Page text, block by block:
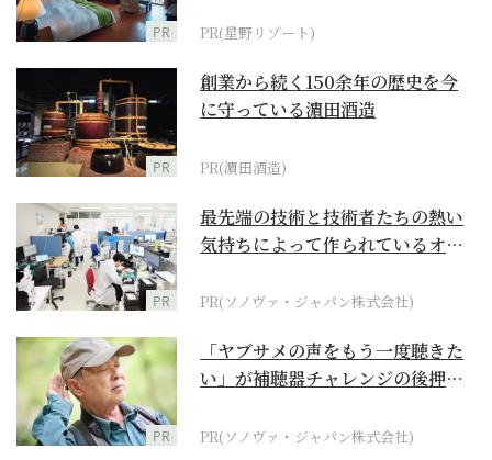
PR PR(星野リゾート)
PR
創業から続く150余年の歴史を今
に守っている濵田酒造
PR(濵田酒造)
PR
最先端の技術と技術者たちの熱い
気持ちによって作られているオー
PR(ソノヴァ・ジャパン株式会社)
PR
「ヤブサメの声をもう一度聴きた
い」が補聴器チャレンジの後押し
PR(ソノヴァ・ジャパン株式会社)